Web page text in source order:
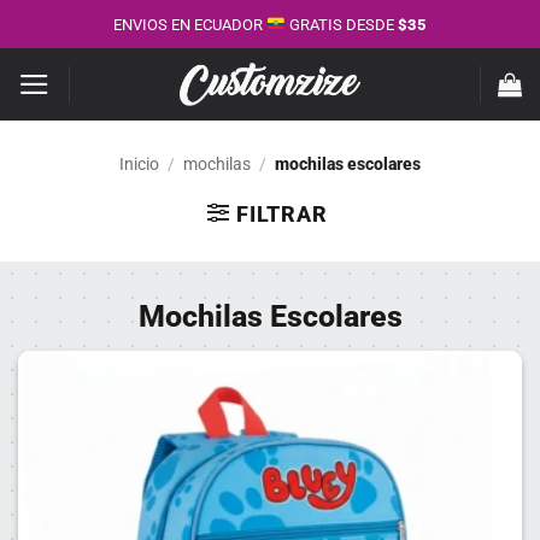
al
contenido
ENVIOS EN ECUADOR GRATIS DESDE $35
Inicio / mochilas / mochilas escolares
FILTRAR
Mochilas Escolares